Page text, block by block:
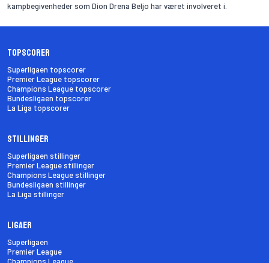
kampbegivenheder som Dion Drena Beljo har været involveret i.
Topscorer
Superligaen topscorer
Premier League topscorer
Champions League topscorer
Bundesligaen topscorer
La Liga topscorer
Stillinger
Superligaen stillinger
Premier League stillinger
Champions League stillinger
Bundesligaen stillinger
La Liga stillinger
Ligaer
Superligaen
Premier League